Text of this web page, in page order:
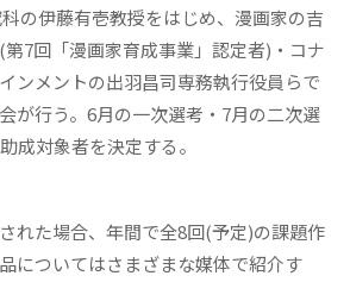
の伊藤有壱教授をはじめ、漫画家の吉
7回「漫画家育成事業」認定者)・コナ
ンメントの出羽昌司専務執行役員らで
が行う。6月の一次選考・7月の二次選
成対象者を決定する。
れた場合、年間で全8回(予定)の課題作
についてはさまざまな媒体で紹介す